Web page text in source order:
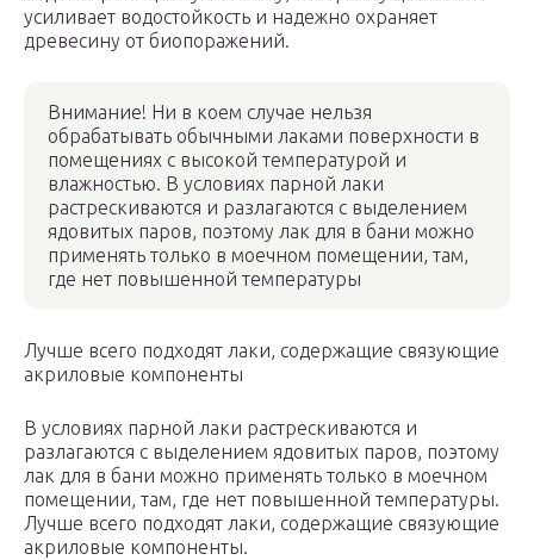
усиливает водостойкость и надежно охраняет
древесину от биопоражений.
Внимание! Ни в коем случае нельзя
обрабатывать обычными лаками поверхности в
помещениях с высокой температурой и
влажностью. В условиях парной лаки
растрескиваются и разлагаются с выделением
ядовитых паров, поэтому лак для в бани можно
применять только в моечном помещении, там,
где нет повышенной температуры
Лучше всего подходят лаки, содержащие связующие
акриловые компоненты
В условиях парной лаки растрескиваются и
разлагаются с выделением ядовитых паров, поэтому
лак для в бани можно применять только в моечном
помещении, там, где нет повышенной температуры.
Лучше всего подходят лаки, содержащие связующие
акриловые компоненты.